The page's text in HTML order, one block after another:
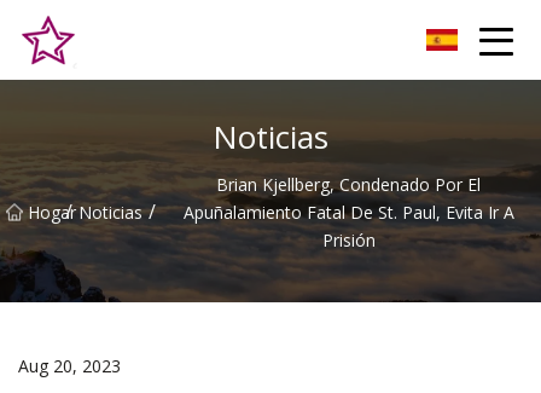
Noticias
Hogar
/ Noticias /
Brian Kjellberg, Condenado Por El
Apuñalamiento Fatal De St. Paul, Evita Ir A
Prisión
Aug 20, 2023